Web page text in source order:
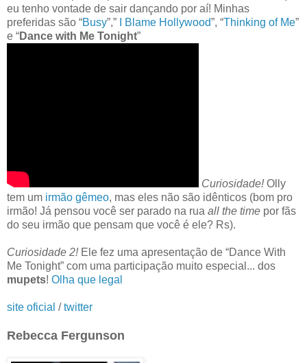
eu tenho vontade de sair dançando por aí! Minhas
preferidas são “Busy”,” I Blame Hollywood”, “Thinking of Me”
e “Dance with Me Tonight”
Curiosidade!Olly
tem um irmão gêmeo, mas eles não são idênticos (bom pro
irmão! Já pensou você ser parado na rua all the time por fãs
do seu irmão que pensam que você é ele? Rs).
Curiosidade 2!Ele fez uma apresentação de “Dance With
Me Tonight” com uma participação muito especial... dos
mupets! Olha que legal
site oficial /twitter
Rebecca Fergunson